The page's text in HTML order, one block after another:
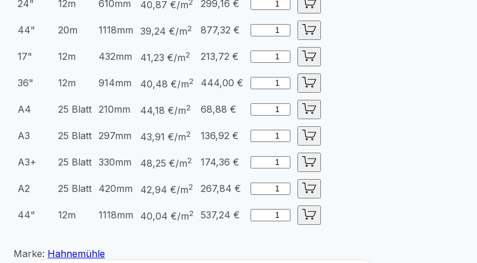
24" 12m 610mm 40,87 €/m 299,16 €
44" 20m 1118mm 39,24 €/m2 877,32 €
17" 12m 432mm 41,23 €/m2 213,72 €
36" 12m 914mm 40,48 €/m2 444,00 €
A4 25 Blatt 210mm 44,18 €/m2 68,88 €
A3 25 Blatt 297mm 43,91 €/m2 136,92 €
A3+ 25 Blatt 330mm 48,25 €/m2 174,36 €
A2 25 Blatt 420mm 42,94 €/m2 267,84 €
44" 12m 1118mm 40,04 €/m2 537,24 €
Marke: Hahnemühle